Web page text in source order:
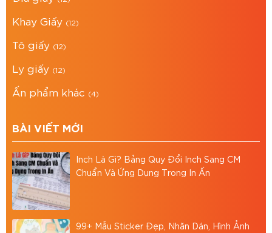
Tư vấn mẫu mã miễn phí, cam kết đúng chất
Giải pháp đóng gói tại BAO BÌ ASIA
Bao Bì Asia tự hào là đơn vị in ấn trên mọi chất
phố Hồ Chí Minh. Chúng tôi cung cấp dịch vụ: in
hộp giấy carton, in thùng carton,.. theo yêu cầu.
Địa chỉ: 766/18 Lạc Long Quân, Phường 9, Tân
Bình, TP.HCM
Hotline: 0867886811
Email: baobiasiavn@gmail.com
Khay Giấy (12)
Tô giấy (12)
Ly giấy (12)
Ấn phẩm khác (4)
BÀI VIẾT MỚI
Inch Là Gì? Bảng Quy Đổi Inch Sang CM
Chuẩn Và Ứng Dụng Trong In Ấn
99+ Mẫu Sticker Đẹp, Nhãn Dán, Hình Ảnh